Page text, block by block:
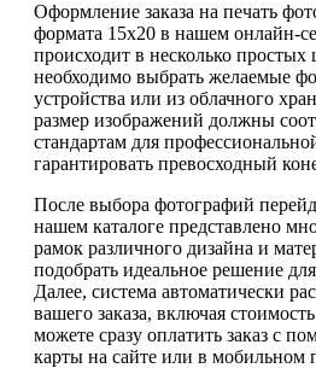
Оформление заказа на печать
формата 15х20 в нашем онлайн-
происходит в несколько
необходимо выбрать желаемые
устройства или из облачного
размер изображений должны
стандартам для
гарантировать превосходный
После выбора фотографий
нашем каталоге представлено
рамок различного дизайна и
подобрать идеальное решение
Далее, система автоматически
вашего заказа, включая
можете сразу оплатить заказ с
карты на сайте или в мобильном